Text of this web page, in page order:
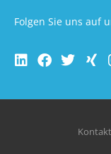
Folgen Sie uns auf
Kontakt